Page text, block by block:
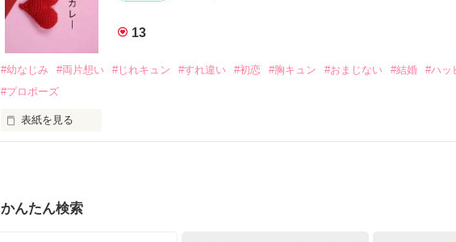
｢あんたなんか産まなきゃ良かった｣
｢あんたさえ居なければ·····｣
その女の子に感情を教える極道達との物語。
13
#幼なじみ #両片想い #じれキュン #すれ違い #初恋 #胸キュン #おまじない #結婚
#ハッ
#プロポーズ
表紙を見る
『うん。恋カレーを100回たべたら、好きな人が自分のこと好きになっちゃうんだって
かんたん検索